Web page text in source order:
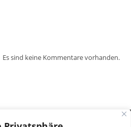
Es sind keine Kommentare vorhanden.